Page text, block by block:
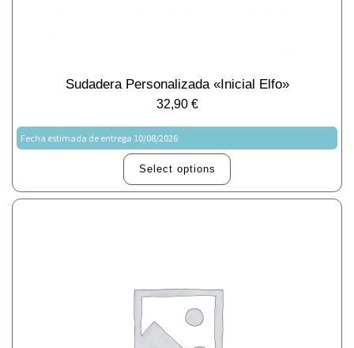
Sudadera Personalizada «Inicial Elfo»
32,90 €
Fecha estimada de entrega 10/08/2026
Select options